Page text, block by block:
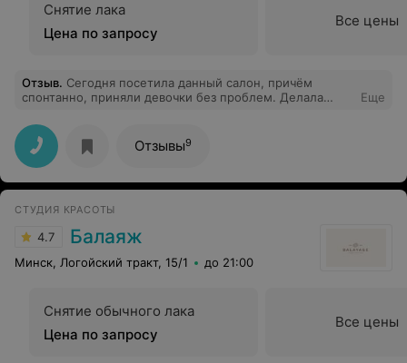
Снятие лака
Цена по запросу
Все цены
Отзыв. Сегодня посетила данный салон, причём
спонтанно, приняли девочки без проблем. Делала
милая девушка, все аккуратно и правильно делала,
постоянно хотели напоить чаем, это очень мило)))
Девочки так держать. Дизайн салона просто шикарный
теперь это моё любимое место . Я уверена, что скоро
мои подруги тоже там окажутся, всем советую)
Еще
Отзывы9
СТУДИЯ КРАСОТЫ
4.7 Балаяж
Минск, Логойский тракт, 15/1 до 21:00
Снятие обычного лака
Цена по запросу
Все цены